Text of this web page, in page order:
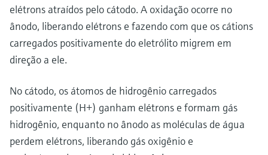
elétrons atraídos pelo cátodo. A oxidação ocorre no
ânodo, liberando elétrons e fazendo com que os cátions
carregados positivamente do eletrólito migrem em
direção a ele.
No cátodo, os átomos de hidrogênio carregados
positivamente (H+) ganham elétrons e formam gás
hidrogênio, enquanto no ânodo as moléculas de água
perdem elétrons, liberando gás oxigênio e